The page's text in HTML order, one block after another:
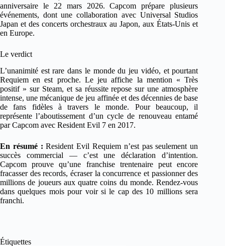
anniversaire le 22 mars 2026. Capcom prépare plusieurs
événements, dont une collaboration avec Universal Studios
Japan et des concerts orchestraux au Japon, aux États-Unis et
en Europe.
Le verdict
L’unanimité est rare dans le monde du jeu vidéo, et pourtant
Requiem en est proche. Le jeu affiche la mention « Très
positif » sur Steam, et sa réussite repose sur une atmosphère
intense, une mécanique de jeu affinée et des décennies de base
de fans fidèles à travers le monde. Pour beaucoup, il
représente l’aboutissement d’un cycle de renouveau entamé
par Capcom avec Resident Evil 7 en 2017.
En résumé : Resident Evil Requiem n’est pas seulement un
succès commercial — c’est une déclaration d’intention.
Capcom prouve qu’une franchise trentenaire peut encore
fracasser des records, écraser la concurrence et passionner des
millions de joueurs aux quatre coins du monde. Rendez-vous
dans quelques mois pour voir si le cap des 10 millions sera
franchi.
Étiquettes